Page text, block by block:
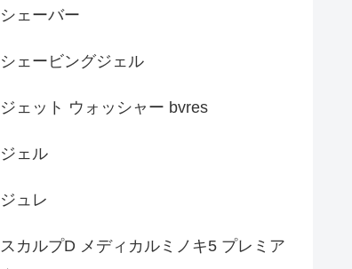
シェーバー
シェービングジェル
ジェット ウォッシャー bvres
ジェル
ジュレ
スカルプD メディカルミノキ5 プレミア